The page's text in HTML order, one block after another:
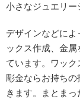
小さなジュエリー
デザインなどに
ックス作成、金
ています。ワック
彫金ならお持ち
きます。まとまっ